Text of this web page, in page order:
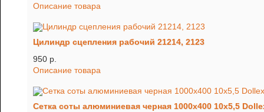
Описание товара
Цилиндр сцепления рабочий 21214, 2123
950 p.
Описание товара
Сетка соты алюминиевая черная 1000х400 10х5,5